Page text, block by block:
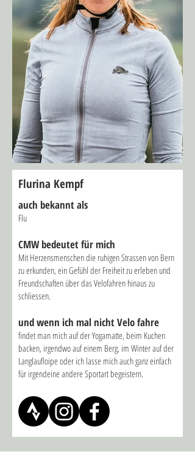
Flurina Kempf
auch bekannt als
Flu
CMW bedeutet für mich
Mit Herzensmenschen die ruhigen Strassen von Bern
zu erkunden, ein Gefühl der Freiheit zu erleben und
Freundschaften über das Velofahren hinaus zu
schliessen.
und wenn ich mal nicht Velo fahre
findet man mich auf der Yogamatte, beim Kuchen
backen, irgendwo auf einem Berg, im Winter auf der
Langlaufloipe oder ich lasse mich auch ganz einfach
für irgendeine andere Sportart begeistern.